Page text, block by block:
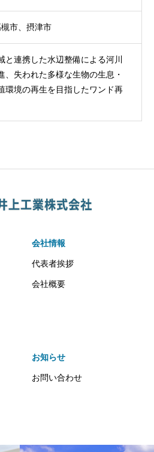
市、摂津市
と連携した水辺整備による河川
、失われた多様な生物の生息・
環境の再生を目指したワンド再
会社情報
代表者挨拶
会社概要
お知らせ
お問い合わせ